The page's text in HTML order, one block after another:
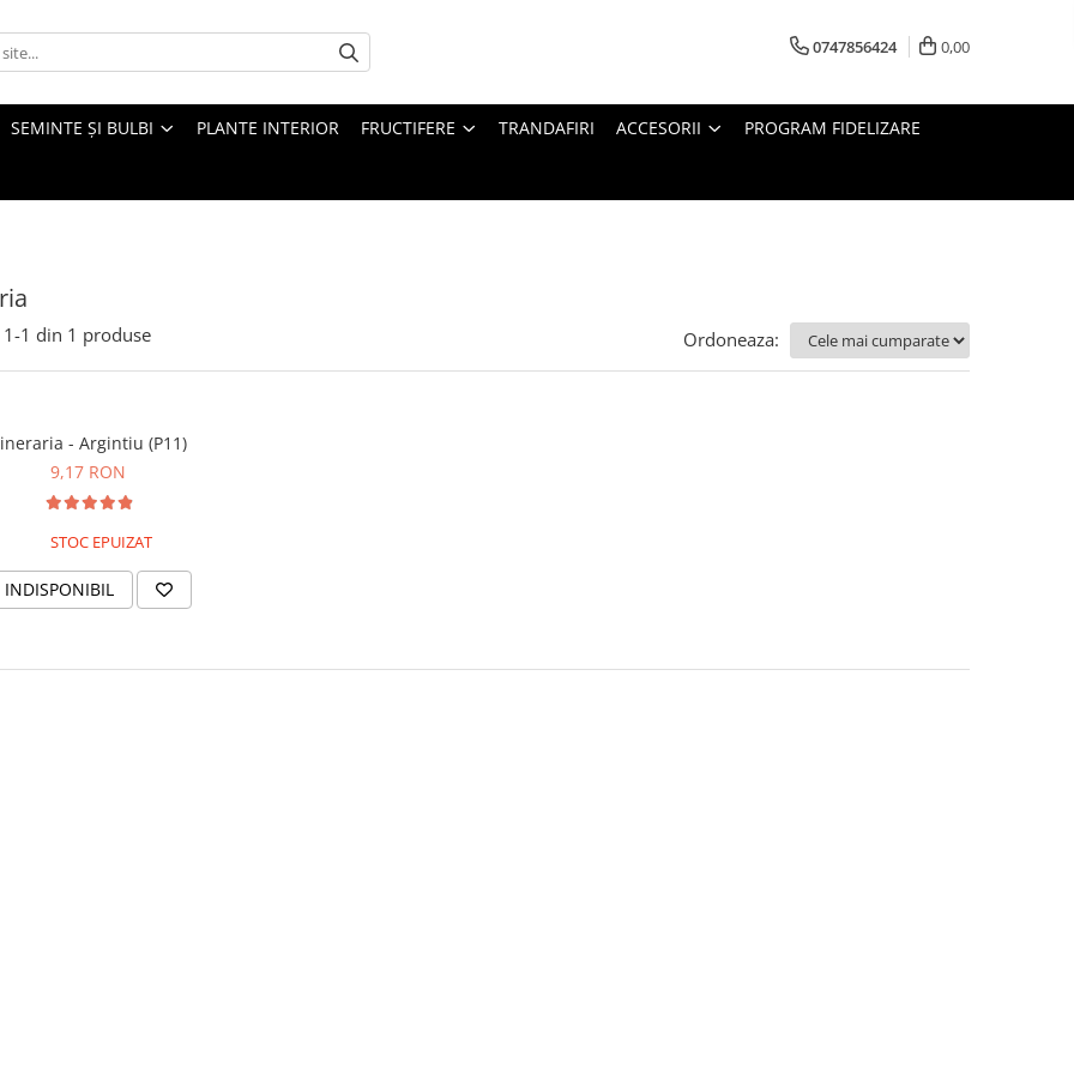
0747856424 0,00
SEMINTE ȘI BULBI PLANTE INTERIOR FRUCTIFERE TRANDAFIRI ACCESORII PROGRAM FIDELIZARE
1-1 din 1 produse Ordoneaza:
- Argintiu (P11)
9,17 RON
STOC EPUIZAT
INDISPONIBIL